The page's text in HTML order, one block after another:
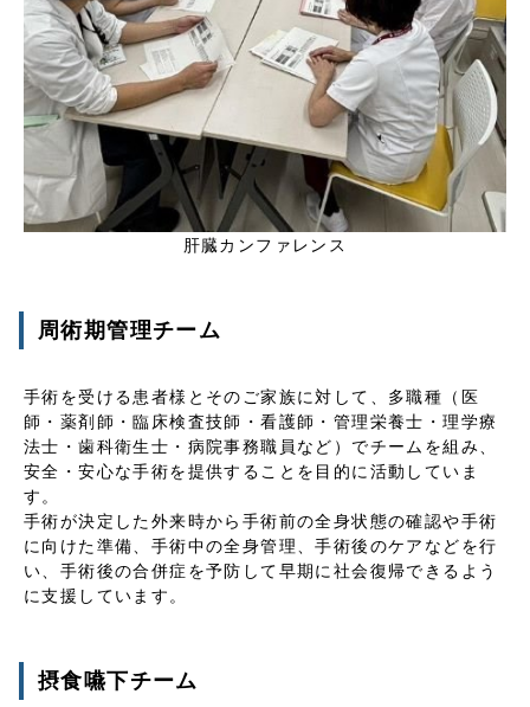
肝臓カンファレンス
周術期管理チーム
手術を受ける患者様とそのご家族に対して、多職種（医
師・薬剤師・臨床検査技師・看護師・管理栄養士・理学療
法士・歯科衛生士・病院事務職員など）でチームを組み、
安全・安心な手術を提供することを目的に活動していま
す。
手術が決定した外来時から手術前の全身状態の確認や手術
に向けた準備、手術中の全身管理、手術後のケアなどを行
い、手術後の合併症を予防して早期に社会復帰できるよう
に支援しています。
摂食嚥下チーム